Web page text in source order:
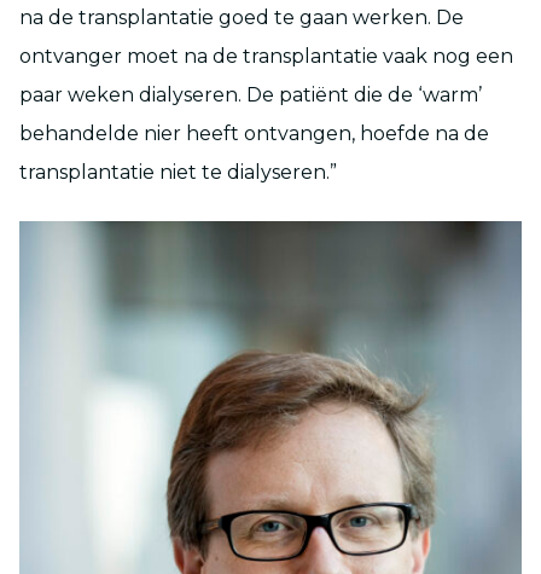
na de transplantatie goed te gaan werken. De
ontvanger moet na de transplantatie vaak nog een
paar weken dialyseren. De patiënt die de ‘warm’
behandelde nier heeft ontvangen, hoefde na de
transplantatie niet te dialyseren.”